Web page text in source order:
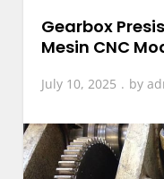
Gearbox
Mesin CNC
July 10, 2025 by